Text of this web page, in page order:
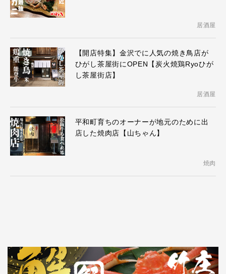
居酒屋
【開店特集】金沢でに人気の焼き鳥店が
ひがし茶屋街にOPEN【炭火焼鶏Ryoひが
し茶屋街店】
居酒屋
平和町育ちのオーナーが地元のために出
店した焼肉店【山ちゃん】
焼肉